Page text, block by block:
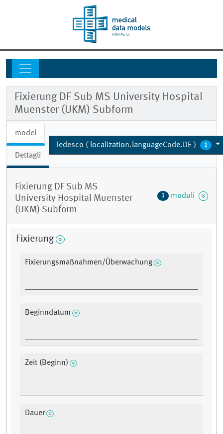
Fixierung DF Sub MS University Hospital
Muenster (UKM) Subform
model
Dettagli
Tedesco ( localization.languageCode.DE ) 1
Fixierung DF Sub MS
University Hospital Muenster
(UKM) Subform
1 moduli
Fixierung
Fixierungsmaßnahmen/Überwachung
Beginndatum
Zeit (Beginn)
Dauer